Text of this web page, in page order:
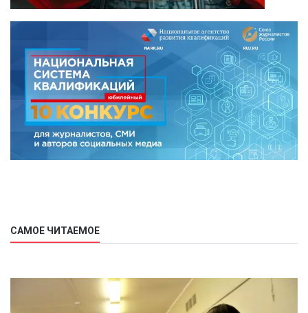
САМОЕ ЧИТАЕМОЕ